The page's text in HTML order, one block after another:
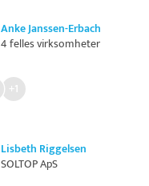
Anke Janssen-Erbach
4 felles virksomheter
+1
Lisbeth Riggelsen
SOLTOP ApS